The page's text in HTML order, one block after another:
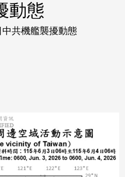
動態
中共機艦襲擾動態